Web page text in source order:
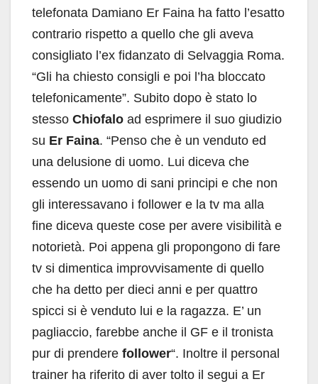
telefonata Damiano Er Faina ha fatto l’esatto
contrario rispetto a quello che gli aveva
consigliato l’ex fidanzato di Selvaggia Roma.
“Gli ha chiesto consigli e poi l’ha bloccato
telefonicamente”. Subito dopo è stato lo
stesso Chiofalo ad esprimere il suo giudizio
su Er Faina. “Penso che è un venduto ed
una delusione di uomo. Lui diceva che
essendo un uomo di sani principi e che non
gli interessavano i follower e la tv ma alla
fine diceva queste cose per avere visibilità e
notorietà. Poi appena gli propongono di fare
tv si dimentica improvvisamente di quello
che ha detto per dieci anni e per quattro
spicci si è venduto lui e la ragazza. E’ un
pagliaccio, farebbe anche il GF e il tronista
pur di prendere follower“. Inoltre il personal
trainer ha riferito di aver tolto il segui a Er